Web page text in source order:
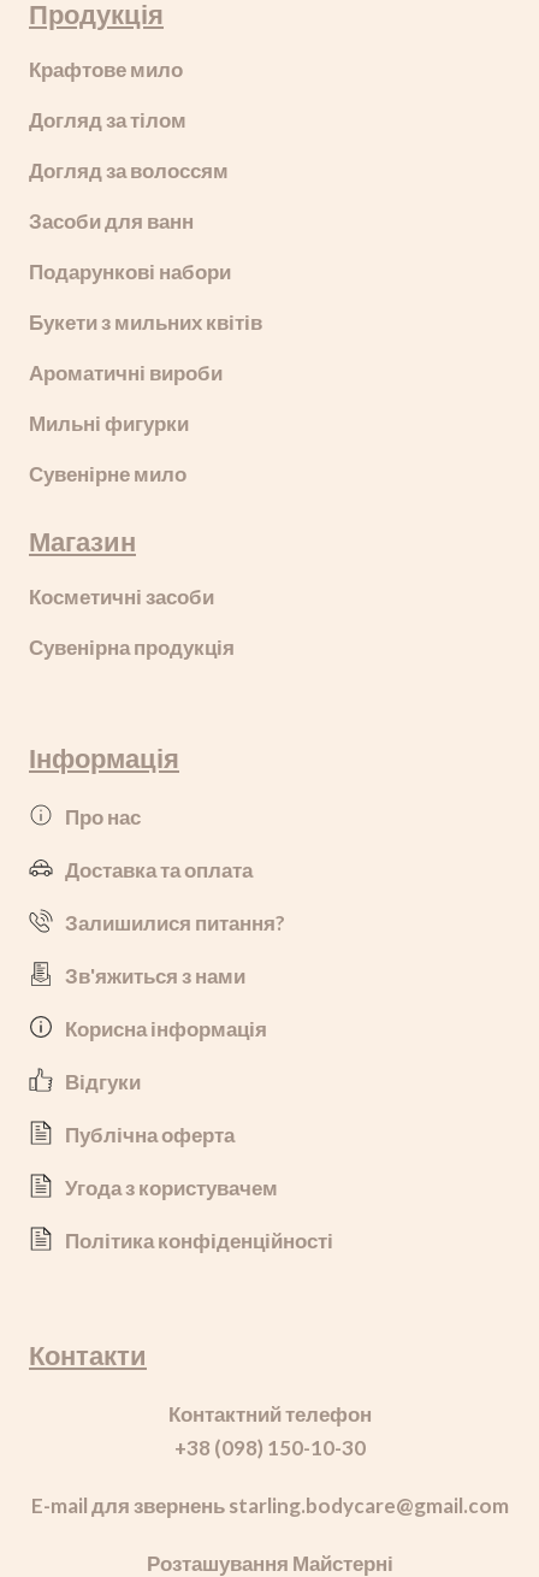
Продукція
Крафтове мило
Догляд за тілом
Догляд за волоссям
Засоби для ванн
Подарункові набори
Букети з мильних квітів
Ароматичні вироби
Мильні фигурки
Сувенірне мило
Магазин
Косметичні засоби
Сувенірна продукція
Інформація
Про нас
Доставка та оплата
Залишилися питання?
Зв'яжиться з нами
Корисна інформація
Відгуки
Публічна оферта
Угода з користувачем
Політика конфіденційності
Контакти
Контактний телефон
+38 (098) 150-10-30
E-mail для звернень starling.bodycare@gmail.com
Розташування Майстерні